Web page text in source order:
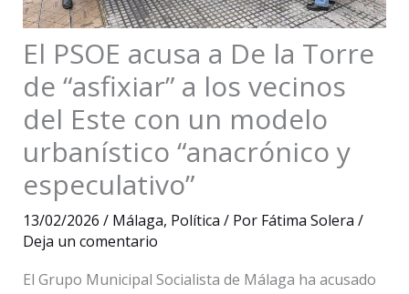
El PSOE acusa a De la Torre
de “asfixiar” a los vecinos
del Este con un modelo
urbanístico “anacrónico y
especulativo”
13/02/2026 / Málaga, Política / Por Fátima Solera /
Deja un comentario
El Grupo Municipal Socialista de Málaga ha acusado